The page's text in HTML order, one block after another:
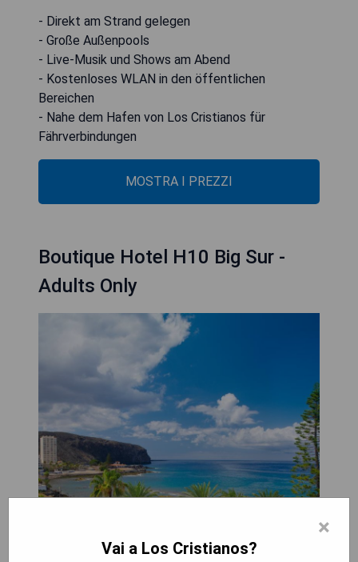
- Direkt am Strand gelegen
- Große Außenpools
- Live-Musik und Shows am Abend
- Kostenloses WLAN in den öffentlichen
Bereichen
- Nahe dem Hafen von Los Cristianos für
Fährverbindungen
MOSTRA I PREZZI
Boutique Hotel H10 Big Sur -
Adults Only
×
Vai a Los Cristianos?